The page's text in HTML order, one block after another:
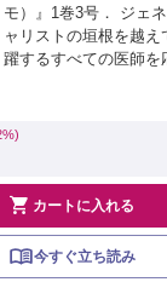
モ）』1巻3号． ジェ
ャリストの垣根を越
躍するすべての医師を
育・研究そして医師
どにも及ぶ連載の総数
 カートに入れる
今すぐ立ち読み